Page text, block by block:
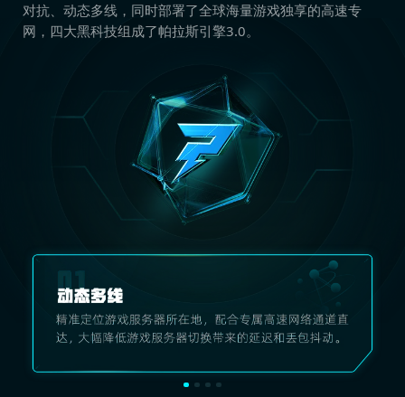
对抗、动态多线，同时部署了全球海量游戏独享的高速专
网，四大黑科技组成了帕拉斯引擎3.0。